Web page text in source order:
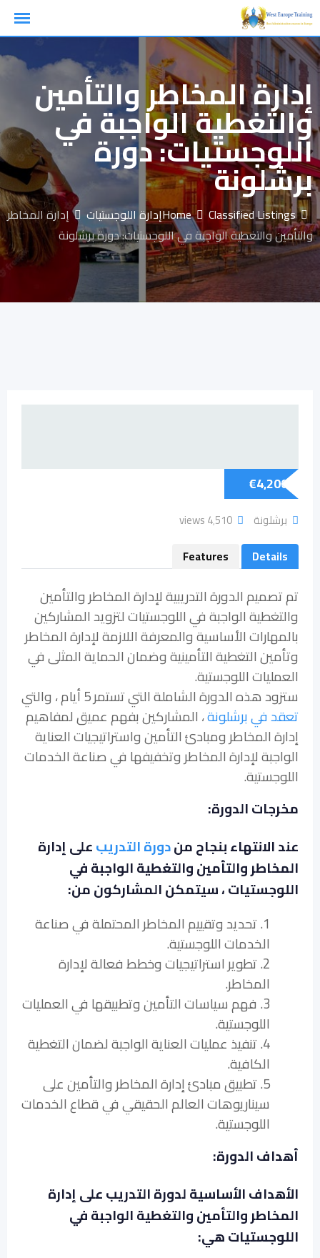
Skip
to
content
إدارة المخاطر والتأمين
والتغطية الواجبة في
اللوجستيات: دورة
برشلونة
Home Classified Listings إدارة اللوجستيات
إدارة المخاطر
والتأمين والتغطية الواجبة في اللوجستيات: دورة برشلونة
€4,200
برشلونة
4٬510 views
Details
Features
تم تصميم الدورة التدريبية لإدارة المخاطر والتأمين
والتغطية الواجبة في اللوجستيات لتزويد المشاركين
بالمهارات الأساسية والمعرفة اللازمة لإدارة المخاطر
وتأمين التغطية التأمينية وضمان الحماية المثلى في
العمليات اللوجستية.
ستزود هذه الدورة الشاملة التي تستمر 5 أيام ، والتي
تعقد في برشلونة، المشاركين بفهم عميق لمفاهيم
إدارة المخاطر ومبادئ التأمين واستراتيجيات العناية
الواجبة لإدارة المخاطر وتخفيفها في صناعة الخدمات
اللوجستية.
مخرجات الدورة:
عند الانتهاء بنجاح مندورة التدريبعلى إدارة
المخاطر والتأمين والتغطية الواجبة في
اللوجستيات ، سيتمكن المشاركون من:
1. تحديد وتقييم المخاطر المحتملة في صناعة
الخدمات اللوجستية.
2. تطوير استراتيجيات وخطط فعالة لإدارة
المخاطر.
3. فهم سياسات التأمين وتطبيقها في العمليات
اللوجستية.
4. تنفيذ عمليات العناية الواجبة لضمان التغطية
الكافية.
5. تطبيق مبادئ إدارة المخاطر والتأمين على
سيناريوهات العالم الحقيقي في قطاع الخدمات
اللوجستية.
أهداف الدورة:
الأهداف الأساسية لدورة التدريب على إدارة
المخاطر والتأمين والتغطية الواجبة في
اللوجستيات هي: